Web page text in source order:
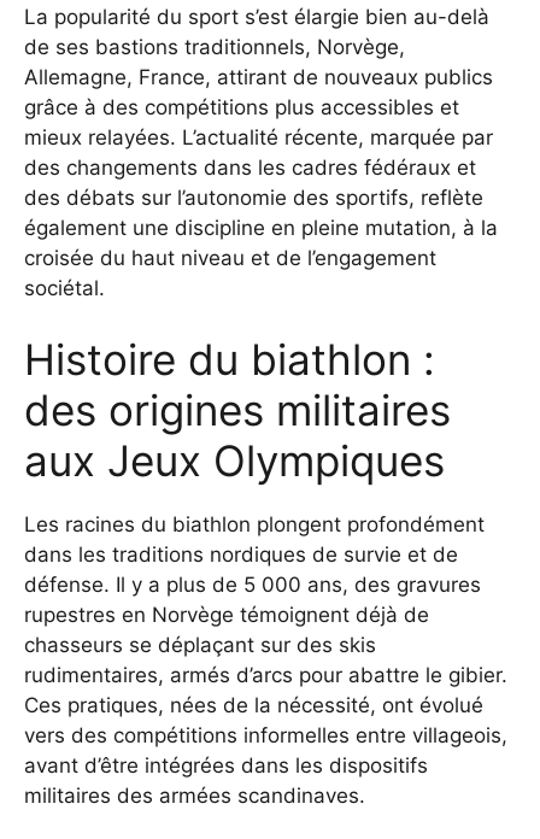
La popularité du sport s’est élargie bien au-delà
de ses bastions traditionnels, Norvège,
Allemagne, France, attirant de nouveaux publics
grâce à des compétitions plus accessibles et
mieux relayées. L’actualité récente, marquée par
des changements dans les cadres fédéraux et
des débats sur l’autonomie des sportifs, reflète
également une discipline en pleine mutation, à la
croisée du haut niveau et de l’engagement
sociétal.
Histoire du biathlon :
des origines militaires
aux Jeux Olympiques
Les racines du biathlon plongent profondément
dans les traditions nordiques de survie et de
défense. Il y a plus de 5 000 ans, des gravures
rupestres en Norvège témoignent déjà de
chasseurs se déplaçant sur des skis
rudimentaires, armés d’arcs pour abattre le gibier.
Ces pratiques, nées de la nécessité, ont évolué
vers des compétitions informelles entre villageois,
avant d’être intégrées dans les dispositifs
militaires des armées scandinaves.